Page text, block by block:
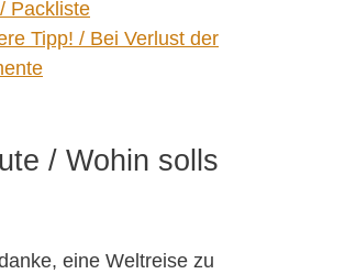
Packliste
Tipp! / Bei Verlust der
/ Wohin solls
eine Weltreise zu